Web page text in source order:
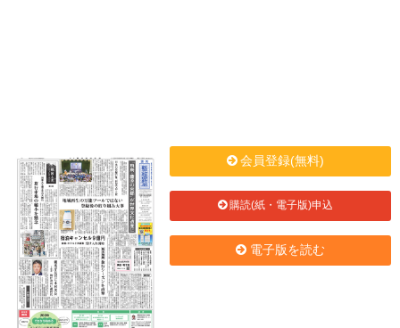
会員登録(無料)
購読(紙・電子版)申込
電子版を読む